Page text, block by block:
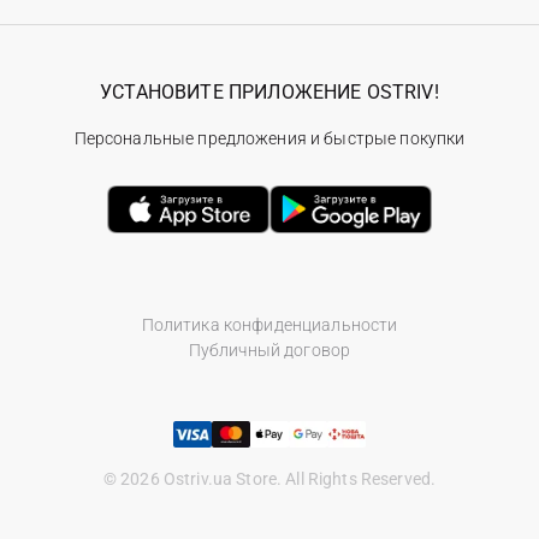
Политика конфиденциальности
Публичный договор
© 2026 Ostriv.ua Store. All Rights Reserved.
УСТАНОВИТЕ ПРИЛОЖЕНИЕ OSTRIV!
Персональные предложения и быстрые покупки